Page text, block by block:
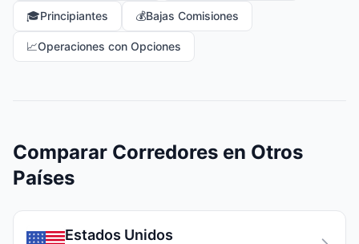
🎓Principiantes 💰Bajas Comisiones
📈Operaciones con Opciones
Comparar Corredores en Otros
Países
Estados Unidos